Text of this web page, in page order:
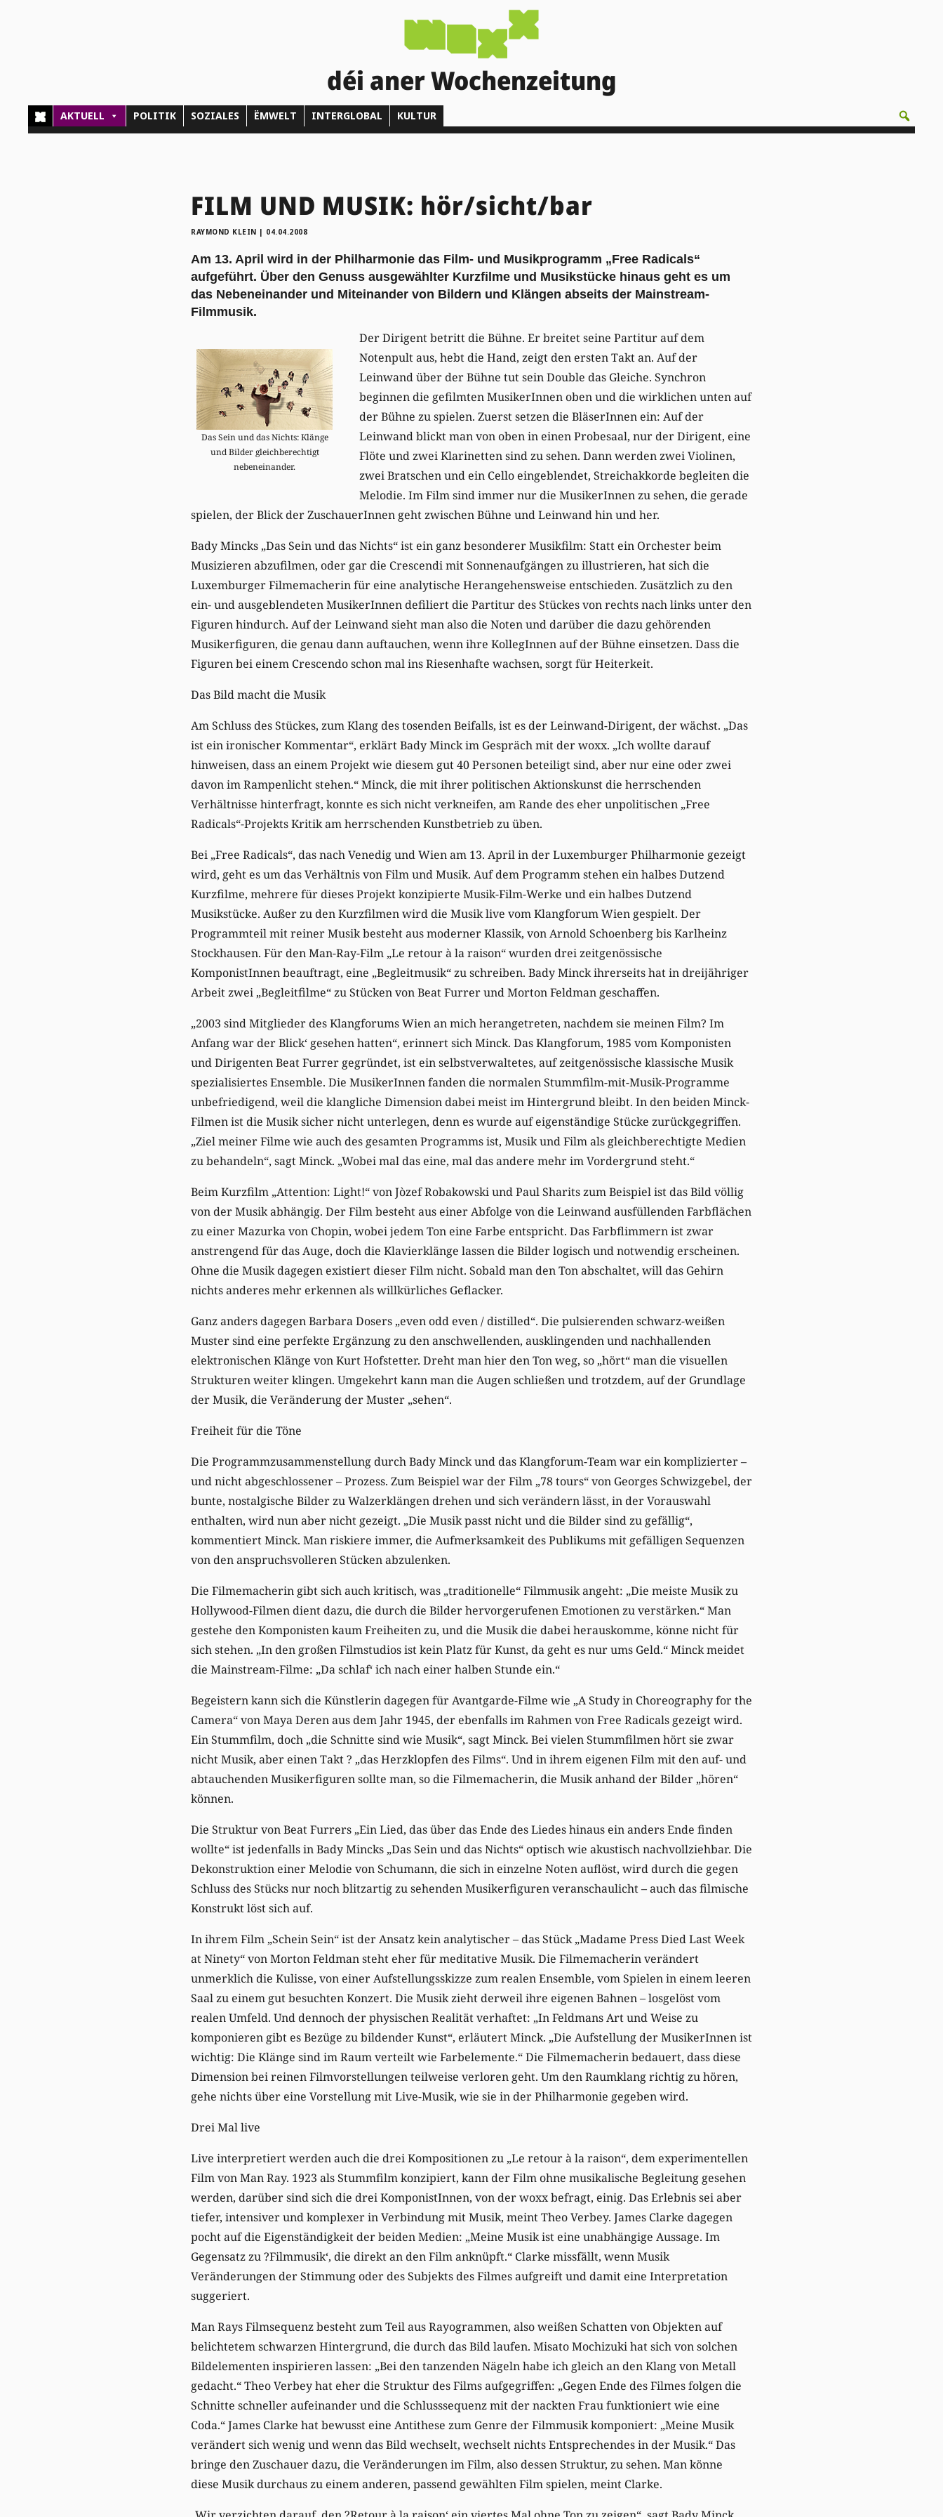
déi aner Wochenzeitung
AKTUELL POLITIK SOZIALES ËMWELT INTERGLOBAL KULTUR
FILM UND MUSIK: hör/sicht/bar
RAYMOND KLEIN | 04.04.2008
Am 13. April wird in der Philharmonie das Film- und Musikprogramm „Free Radicals“
aufgeführt. Über den Genuss ausgewählter Kurzfilme und Musikstücke hinaus geht es um
das Nebeneinander und Miteinander von Bildern und Klängen abseits der Mainstream-
Filmmusik.
Das Sein und das Nichts: Klänge
und Bilder gleichberechtigt
nebeneinander.
Der Dirigent betritt die Bühne. Er breitet seine Partitur auf dem
Notenpult aus, hebt die Hand, zeigt den ersten Takt an. Auf der
Leinwand über der Bühne tut sein Double das Gleiche. Synchron
beginnen die gefilmten MusikerInnen oben und die wirklichen unten auf
der Bühne zu spielen. Zuerst setzen die BläserInnen ein: Auf der
Leinwand blickt man von oben in einen Probesaal, nur der Dirigent, eine
Flöte und zwei Klarinetten sind zu sehen. Dann werden zwei Violinen,
zwei Bratschen und ein Cello eingeblendet, Streichakkorde begleiten die
Melodie. Im Film sind immer nur die MusikerInnen zu sehen, die gerade
spielen, der Blick der ZuschauerInnen geht zwischen Bühne und Leinwand hin und her.
Bady Mincks „Das Sein und das Nichts“ ist ein ganz besonderer Musikfilm: Statt ein Orchester beim
Musizieren abzufilmen, oder gar die Crescendi mit Sonnenaufgängen zu illustrieren, hat sich die
Luxemburger Filmemacherin für eine analytische Herangehensweise entschieden. Zusätzlich zu den
ein- und ausgeblendeten MusikerInnen defiliert die Partitur des Stückes von rechts nach links unter den
Figuren hindurch. Auf der Leinwand sieht man also die Noten und darüber die dazu gehörenden
Musikerfiguren, die genau dann auftauchen, wenn ihre KollegInnen auf der Bühne einsetzen. Dass die
Figuren bei einem Crescendo schon mal ins Riesenhafte wachsen, sorgt für Heiterkeit.
Das Bild macht die Musik
Am Schluss des Stückes, zum Klang des tosenden Beifalls, ist es der Leinwand-Dirigent, der wächst. „Das
ist ein ironischer Kommentar“, erklärt Bady Minck im Gespräch mit der woxx. „Ich wollte darauf
hinweisen, dass an einem Projekt wie diesem gut 40 Personen beteiligt sind, aber nur eine oder zwei
davon im Rampenlicht stehen.“ Minck, die mit ihrer politischen Aktionskunst die herrschenden
Verhältnisse hinterfragt, konnte es sich nicht verkneifen, am Rande des eher unpolitischen „Free
Radicals“-Projekts Kritik am herrschenden Kunstbetrieb zu üben.
Bei „Free Radicals“, das nach Venedig und Wien am 13. April in der Luxemburger Philharmonie gezeigt
wird, geht es um das Verhältnis von Film und Musik. Auf dem Programm stehen ein halbes Dutzend
Kurzfilme, mehrere für dieses Projekt konzipierte Musik-Film-Werke und ein halbes Dutzend
Musikstücke. Außer zu den Kurzfilmen wird die Musik live vom Klangforum Wien gespielt. Der
Programmteil mit reiner Musik besteht aus moderner Klassik, von Arnold Schoenberg bis Karlheinz
Stockhausen. Für den Man-Ray-Film „Le retour à la raison“ wurden drei zeitgenössische
KomponistInnen beauftragt, eine „Begleitmusik“ zu schreiben. Bady Minck ihrerseits hat in dreijähriger
Arbeit zwei „Begleitfilme“ zu Stücken von Beat Furrer und Morton Feldman geschaffen.
„2003 sind Mitglieder des Klangforums Wien an mich herangetreten, nachdem sie meinen Film? Im
Anfang war der Blick‘ gesehen hatten“, erinnert sich Minck. Das Klangforum, 1985 vom Komponisten
und Dirigenten Beat Furrer gegründet, ist ein selbstverwaltetes, auf zeitgenössische klassische Musik
spezialisiertes Ensemble. Die MusikerInnen fanden die normalen Stummfilm-mit-Musik-Programme
unbefriedigend, weil die klangliche Dimension dabei meist im Hintergrund bleibt. In den beiden Minck-
Filmen ist die Musik sicher nicht unterlegen, denn es wurde auf eigenständige Stücke zurückgegriffen.
„Ziel meiner Filme wie auch des gesamten Programms ist, Musik und Film als gleichberechtigte Medien
zu behandeln“, sagt Minck. „Wobei mal das eine, mal das andere mehr im Vordergrund steht.“
Beim Kurzfilm „Attention: Light!“ von Jòzef Robakowski und Paul Sharits zum Beispiel ist das Bild völlig
von der Musik abhängig. Der Film besteht aus einer Abfolge von die Leinwand ausfüllenden Farbflächen
zu einer Mazurka von Chopin, wobei jedem Ton eine Farbe entspricht. Das Farbflimmern ist zwar
anstrengend für das Auge, doch die Klavierklänge lassen die Bilder logisch und notwendig erscheinen.
Ohne die Musik dagegen existiert dieser Film nicht. Sobald man den Ton abschaltet, will das Gehirn
nichts anderes mehr erkennen als willkürliches Geflacker.
Ganz anders dagegen Barbara Dosers „even odd even / distilled“. Die pulsierenden schwarz-weißen
Muster sind eine perfekte Ergänzung zu den anschwellenden, ausklingenden und nachhallenden
elektronischen Klänge von Kurt Hofstetter. Dreht man hier den Ton weg, so „hört“ man die visuellen
Strukturen weiter klingen. Umgekehrt kann man die Augen schließen und trotzdem, auf der Grundlage
der Musik, die Veränderung der Muster „sehen“.
Freiheit für die Töne
Die Programmzusammenstellung durch Bady Minck und das Klangforum-Team war ein komplizierter –
und nicht abgeschlossener – Prozess. Zum Beispiel war der Film „78 tours“ von Georges Schwizgebel, der
bunte, nostalgische Bilder zu Walzerklängen drehen und sich verändern lässt, in der Vorauswahl
enthalten, wird nun aber nicht gezeigt. „Die Musik passt nicht und die Bilder sind zu gefällig“,
kommentiert Minck. Man riskiere immer, die Aufmerksamkeit des Publikums mit gefälligen Sequenzen
von den anspruchsvolleren Stücken abzulenken.
Die Filmemacherin gibt sich auch kritisch, was „traditionelle“ Filmmusik angeht: „Die meiste Musik zu
Hollywood-Filmen dient dazu, die durch die Bilder hervorgerufenen Emotionen zu verstärken.“ Man
gestehe den Komponisten kaum Freiheiten zu, und die Musik die dabei herauskomme, könne nicht für
sich stehen. „In den großen Filmstudios ist kein Platz für Kunst, da geht es nur ums Geld.“ Minck meidet
die Mainstream-Filme: „Da schlaf‘ ich nach einer halben Stunde ein.“
Begeistern kann sich die Künstlerin dagegen für Avantgarde-Filme wie „A Study in Choreography for the
Camera“ von Maya Deren aus dem Jahr 1945, der ebenfalls im Rahmen von Free Radicals gezeigt wird.
Ein Stummfilm, doch „die Schnitte sind wie Musik“, sagt Minck. Bei vielen Stummfilmen hört sie zwar
nicht Musik, aber einen Takt ? „das Herzklopfen des Films“. Und in ihrem eigenen Film mit den auf- und
abtauchenden Musikerfiguren sollte man, so die Filmemacherin, die Musik anhand der Bilder „hören“
können.
Die Struktur von Beat Furrers „Ein Lied, das über das Ende des Liedes hinaus ein anders Ende finden
wollte“ ist jedenfalls in Bady Mincks „Das Sein und das Nichts“ optisch wie akustisch nachvollziehbar. Die
Dekonstruktion einer Melodie von Schumann, die sich in einzelne Noten auflöst, wird durch die gegen
Schluss des Stücks nur noch blitzartig zu sehenden Musikerfiguren veranschaulicht – auch das filmische
Konstrukt löst sich auf.
In ihrem Film „Schein Sein“ ist der Ansatz kein analytischer – das Stück „Madame Press Died Last Week
at Ninety“ von Morton Feldman steht eher für meditative Musik. Die Filmemacherin verändert
unmerklich die Kulisse, von einer Aufstellungsskizze zum realen Ensemble, vom Spielen in einem leeren
Saal zu einem gut besuchten Konzert. Die Musik zieht derweil ihre eigenen Bahnen – losgelöst vom
realen Umfeld. Und dennoch der physischen Realität verhaftet: „In Feldmans Art und Weise zu
komponieren gibt es Bezüge zu bildender Kunst“, erläutert Minck. „Die Aufstellung der MusikerInnen ist
wichtig: Die Klänge sind im Raum verteilt wie Farbelemente.“ Die Filmemacherin bedauert, dass diese
Dimension bei reinen Filmvorstellungen teilweise verloren geht. Um den Raumklang richtig zu hören,
gehe nichts über eine Vorstellung mit Live-Musik, wie sie in der Philharmonie gegeben wird.
Drei Mal live
Live interpretiert werden auch die drei Kompositionen zu „Le retour à la raison“, dem experimentellen
Film von Man Ray. 1923 als Stummfilm konzipiert, kann der Film ohne musikalische Begleitung gesehen
werden, darüber sind sich die drei KomponistInnen, von der woxx befragt, einig. Das Erlebnis sei aber
tiefer, intensiver und komplexer in Verbindung mit Musik, meint Theo Verbey. James Clarke dagegen
pocht auf die Eigenständigkeit der beiden Medien: „Meine Musik ist eine unabhängige Aussage. Im
Gegensatz zu ?Filmmusik‘, die direkt an den Film anknüpft.“ Clarke missfällt, wenn Musik
Veränderungen der Stimmung oder des Subjekts des Filmes aufgreift und damit eine Interpretation
suggeriert.
Man Rays Filmsequenz besteht zum Teil aus Rayogrammen, also weißen Schatten von Objekten auf
belichtetem schwarzen Hintergrund, die durch das Bild laufen. Misato Mochizuki hat sich von solchen
Bildelementen inspirieren lassen: „Bei den tanzenden Nägeln habe ich gleich an den Klang von Metall
gedacht.“ Theo Verbey hat eher die Struktur des Films aufgegriffen: „Gegen Ende des Filmes folgen die
Schnitte schneller aufeinander und die Schlusssequenz mit der nackten Frau funktioniert wie eine
Coda.“ James Clarke hat bewusst eine Antithese zum Genre der Filmmusik komponiert: „Meine Musik
verändert sich wenig und wenn das Bild wechselt, wechselt nichts Entsprechendes in der Musik.“ Das
bringe den Zuschauer dazu, die Veränderungen im Film, also dessen Struktur, zu sehen. Man könne
diese Musik durchaus zu einem anderen, passend gewählten Film spielen, meint Clarke.